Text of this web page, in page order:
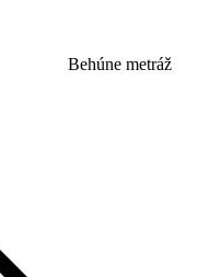
Behúne metráž